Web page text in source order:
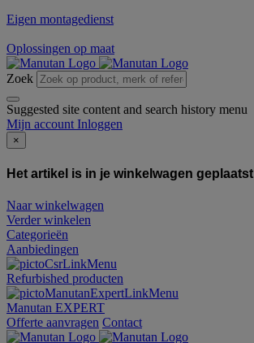
Eigen montagedienst
Oplossingen op maat
Zoek
Suggested site content and search history menu
Mijn account Inloggen
×
Het artikel is in je winkelwagen geplaatst
Naar winkelwagen
Verder winkelen
Categorieën
Aanbiedingen
Refurbished producten
Manutan EXPERT
Offerte aanvragen Contact